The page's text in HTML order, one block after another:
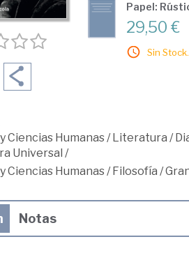
Papel:
29,50 €
Sin
Ciencias Humanas/Literatura /
Universal /
Ciencias Humanas/Filosofía /
Notas